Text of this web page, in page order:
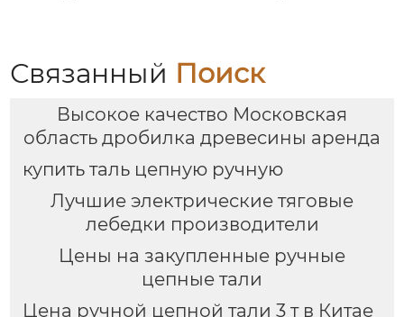
Связанный Поиск
Высокое качество Московская
область дробилка древесины аренда
купить таль цепную ручную
Лучшие электрические тяговые
лебедки производители
Цены на закупленные ручные
цепные тали
Цена ручной цепной тали 3 т в Китае